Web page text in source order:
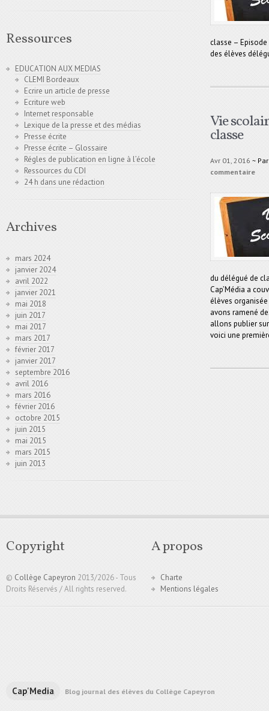
classe –
des élèves
Vie
classe
Avr 01, 2016 ~
commentaire
du délégué de
Cap’Média a
élèves
avons ramené
allons publier
voici une
Ressources
EDUCATION AUX MEDIAS
CLEMI Bordeaux
Ecrire un article de presse
Ecriture web
Internet responsable
Lexique de la presse et des médias
Presse écrite
Presse écrite – Glossaire
Régles de publication en ligne à l’école
Ressources du CDI
24 h dans une rédaction
Archives
mars 2024
janvier 2024
avril 2022
janvier 2021
mai 2018
juin 2017
mai 2017
mars 2017
février 2017
janvier 2017
septembre 2016
avril 2016
mars 2016
février 2016
octobre 2015
juin 2015
mai 2015
mars 2015
juin 2013
Copyright
© Collège Capeyron 2013/2026 - Tous
Droits Réservés / All rights reserved.
A propos
Charte
Mentions légales
Cap'Media Blog journal des élèves du Collège Capeyron